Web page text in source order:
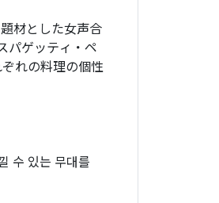
材とした女声合
パゲッティ・ペ
れの料理の個性
수 있는 무대를